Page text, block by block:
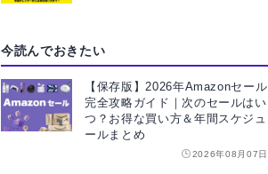
今読んでおきたい
【保存版】2026年Amazonセール
完全攻略ガイド｜次のセールはい
つ？お得な買い方＆年間スケジュ
ールまとめ
2026年08月07日